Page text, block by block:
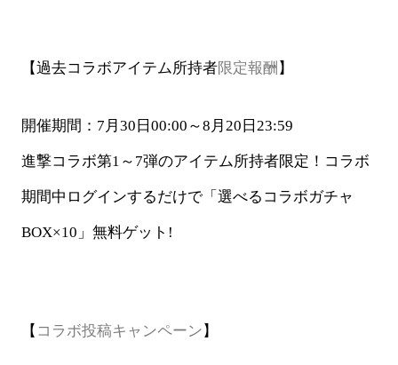
【過去コラボアイテム所持者限定報酬 】
開催期間： 7月30日00:00～8月20日23:59
進撃コラボ第1～7弾のアイテム所持者限定！コラボ
期間中ログインするだけで「選べるコラボガチャ
BOX×10」無料ゲット!
【 コラボ投稿キャンペーン 】